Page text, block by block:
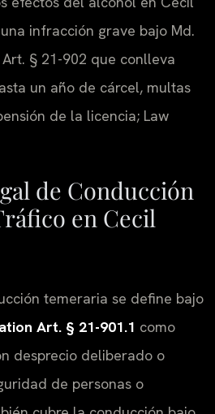
infracción grave bajo Md.
§ 21-902 que conlleva
un año de cárcel, multas
de la licencia; Law
de Conducción
en Cecil
temeraria se define bajo
Art. § 21-901.1 como
desprecio deliberado o
de personas o